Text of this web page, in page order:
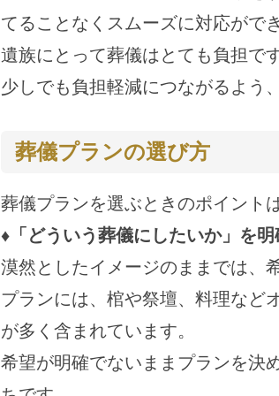
てることなくスムーズに対応がで
遺族にとって葬儀はとても負担です
少しでも負担軽減につながるよう
葬儀プランの選び方
葬儀プランを選ぶときのポイント
♦「どういう葬儀にしたいか」を明
漠然としたイメージのままでは、
プランには、棺や祭壇、料理など
が多く含まれています。
希望が明確でないままプランを決